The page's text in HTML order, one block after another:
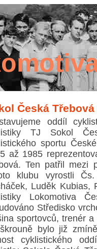
Česká Třebová
oddíl
TJ Sokol
sportu
až 1985
Ten patřil mezi
klubu vyrostli
Luděk
Lokomotiva
Středisko
sportovců, trenér
bylo již
cyklistického